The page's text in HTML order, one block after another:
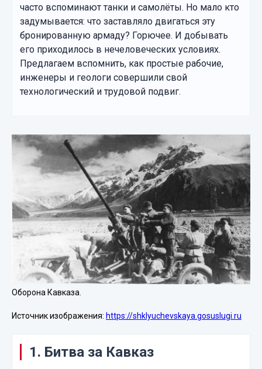
часто вспоминают танки и самолёты. Но мало кто
задумывается: что заставляло двигаться эту
бронированную армаду? Горючее. И добывать
его приходилось в нечеловеческих условиях.
Предлагаем вспомнить, как простые рабочие,
инженеры и геологи совершили свой
технологический и трудовой подвиг.
Оборона Кавказа.
Источник изображения: https://shklyuchevskaya.gosuslugi.ru
1. Битва за Кавказ